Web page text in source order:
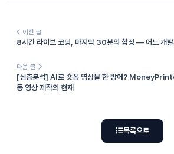
이전 글
8시간 라이브 코딩, 마지막 30분의 함정 — 어느 개발
다음 글
[심층분석] AI로 숏폼 영상을 한 방에?
동 영상 제작의 현재
목록으로